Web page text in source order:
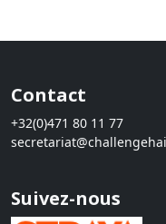
Contact
+32(0)471 80 11 77
Suivez-nous